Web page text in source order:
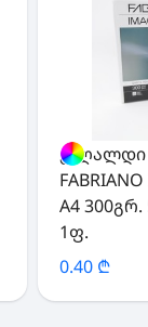
ქაღალდი
A4 300გრ.
1ფ.
0.40 ₾